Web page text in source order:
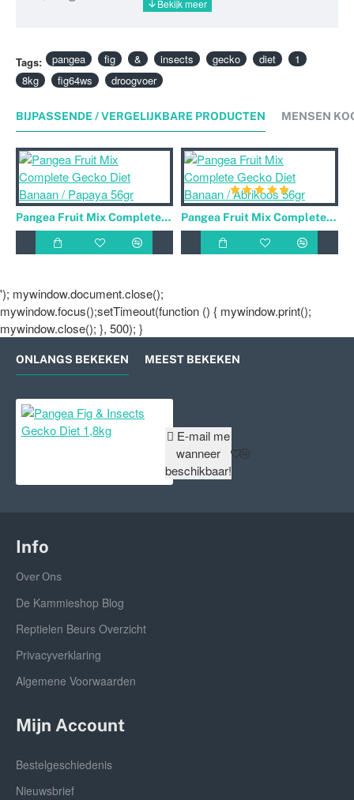
Tags: pangea fig & insects gecko diet
1
8kg
fig64ws droogvoer
BIJPASSENDE / VERGELIJKBARE PRODUCTEN MENSEN
Pangea Fruit Mix Complete Gecko Diet Banaan / Papaya 56gr Pangea Fruit Mix Complete Gecko Diet Banaan / Abrikoos 56gr
'); mywindow.document.close();
mywindow.focus();setTimeout(function () { mywindow.print();
mywindow.close(); }, 500); }
ONLANGS BEKEKEN MEEST BEKEKEN
E-mail me
wanneer
beschikbaar!
Info
Over Ons
De Kammieshop Blog
Reptielen Beurs Overzicht
Privacyverklaring
Algemene Voorwaarden
Mijn Account
Bestelgeschiedenis
Nieuwsbrief